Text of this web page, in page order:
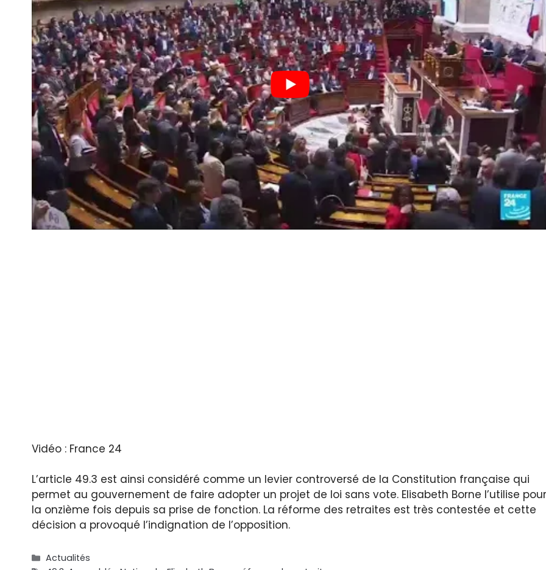
Vidéo : France 24
L’article 49.3 est ainsi considéré comme un levier controversé de la Constitution française qui
permet au gouvernement de faire adopter un projet de loi sans vote. Elisabeth Borne l’utilise pour
la onzième fois depuis sa prise de fonction. La réforme des retraites est très contestée et cette
décision a provoqué l’indignation de l’opposition.
Catégories
Actualités